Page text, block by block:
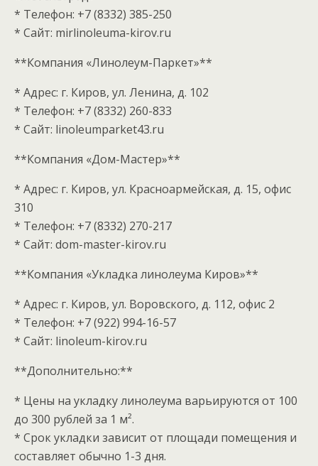
* Телефон: +7 (8332) 385-250
* Сайт: mirlinoleuma-kirov.ru
**Компания «Линолеум-Паркет»**
* Адрес: г. Киров, ул. Ленина, д. 102
* Телефон: +7 (8332) 260-833
* Сайт: linoleumparket43.ru
**Компания «Дом-Мастер»**
* Адрес: г. Киров, ул. Красноармейская, д. 15, офис
310
* Телефон: +7 (8332) 270-217
* Сайт: dom-master-kirov.ru
**Компания «Укладка линолеума Киров»**
* Адрес: г. Киров, ул. Воровского, д. 112, офис 2
* Телефон: +7 (922) 994-16-57
* Сайт: linoleum-kirov.ru
**Дополнительно:**
* Цены на укладку линолеума варьируются от 100
до 300 рублей за 1 м².
* Срок укладки зависит от площади помещения и
составляет обычно 1-3 дня.